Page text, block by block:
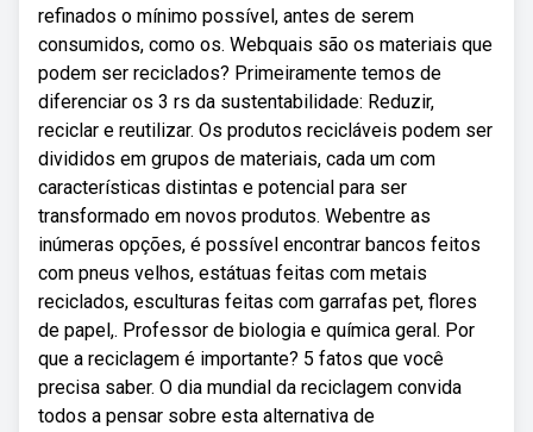
refinados o mínimo possível, antes de serem
consumidos, como os. Webquais são os materiais que
podem ser reciclados? Primeiramente temos de
diferenciar os 3 rs da sustentabilidade: Reduzir,
reciclar e reutilizar. Os produtos recicláveis podem ser
divididos em grupos de materiais, cada um com
características distintas e potencial para ser
transformado em novos produtos. Webentre as
inúmeras opções, é possível encontrar bancos feitos
com pneus velhos, estátuas feitas com metais
reciclados, esculturas feitas com garrafas pet, flores
de papel,. Professor de biologia e química geral. Por
que a reciclagem é importante? 5 fatos que você
precisa saber. O dia mundial da reciclagem convida
todos a pensar sobre esta alternativa de